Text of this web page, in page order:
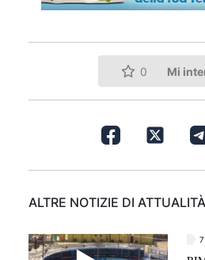
0 Mi
ALTRE NOTIZIE DI ATTUALITÀ